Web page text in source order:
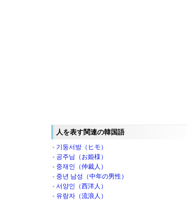
人を表す関連の韓国語
기둥서방（ヒモ）
공주님（お姫様）
중재인（仲裁人）
중년 남성（中年の男性）
서양인（西洋人）
유랑자（流浪人）